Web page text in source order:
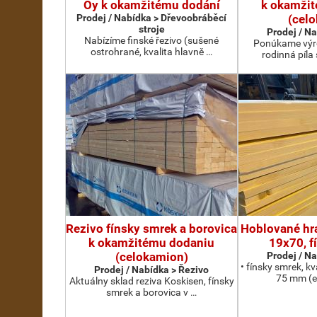
Oy k okamžitému dodání
Prodej / Nabídka > Dřevoobráběcí
stroje
Nabízíme finské řezivo (sušené
ostrohrané, kvalita hlavně …
k
Prodej /
Ponúkame
rodinná píla
Rezivo fínsky smrek a borovica
k okamžitému dodaniu
(celokamion)
Prodej / Nabídka > Řezivo
Aktuálny sklad reziva Koskisen, fínsky
smrek a borovica v …
Hoblované
19x70,
Prodej /
• fínsky smrek,
75 mm